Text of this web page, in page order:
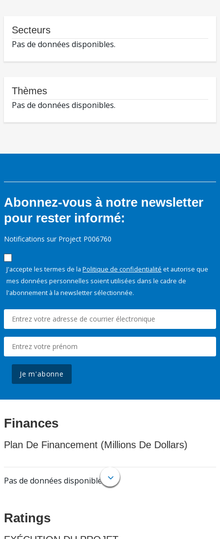
Secteurs
Pas de données disponibles.
Thèmes
Pas de données disponibles.
Abonnez-vous à notre newsletter
pour rester informé:
Notifications sur Project P006760
J'accepte les termes de la Politique de confidentialité et autorise que
mes données personnelles soient utilisées dans le cadre de
l'abonnement à la newsletter sélectionnée.
Je m'abonne
Finances
Plan De Financement (Millions De Dollars)
Pas de données disponibles.
Ratings